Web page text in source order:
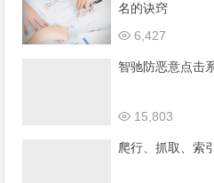
名的诀窍
6,427
智驰防恶意点击
15,803
爬行、抓取、索